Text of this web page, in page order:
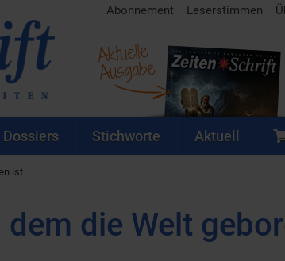
Abonnement Leserstimmen
Aktuelle
Ausgabe
Dossiers Stichworte Aktuell
ist
die Welt